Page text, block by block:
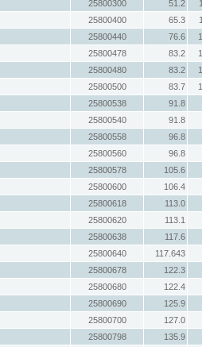
25800300 51.2
25800400 65.3
25800440 76.6
25800478 83.2
25800480 83.2
25800500 83.7
25800538
91.8
25800540
91.8
25800558
96.8
25800560
96.8
25800578
105.6
25800600
106.4
25800618
113.0
25800620
113.1
25800638
117.6
25800640
117.643
25800678
122.3
25800680
122.4
25800690
125.9
25800700
127.0
25800798
135.9